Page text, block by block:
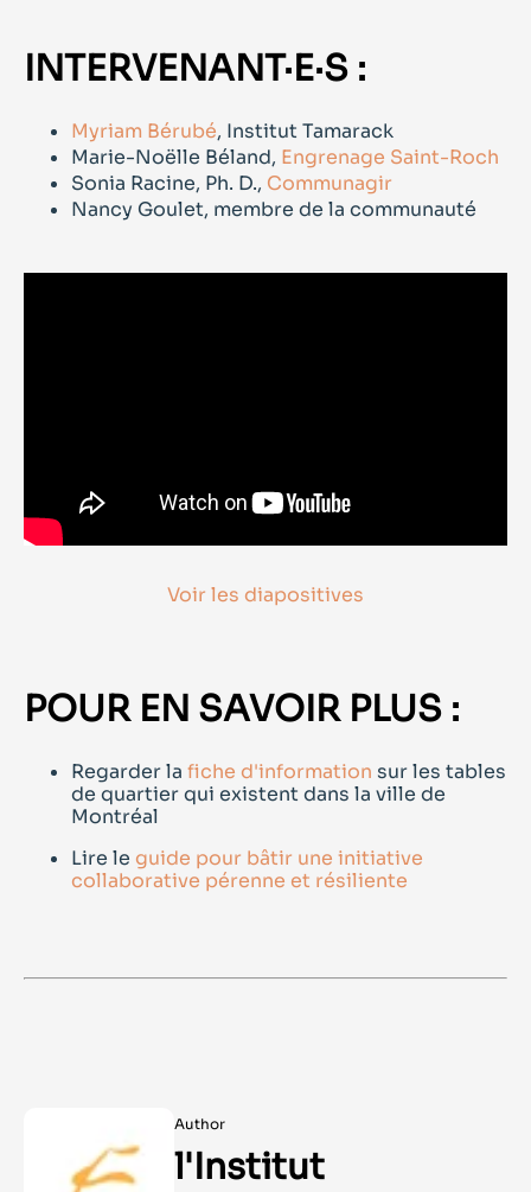
INTERVENANT·E·S :
Myriam Bérubé, Institut Tamarack
Marie-Noëlle Béland, Engrenage Saint-Roch
Sonia Racine, Ph. D., Communagir
Nancy Goulet, membre de la communauté
Voir les diapositives
POUR EN SAVOIR PLUS :
Regarder la fiche d'information sur les tables
de quartier qui existent dans la ville de
Montréal
Lire le guide pour bâtir une initiative
collaborative pérenne et résiliente
Author
l'Institut